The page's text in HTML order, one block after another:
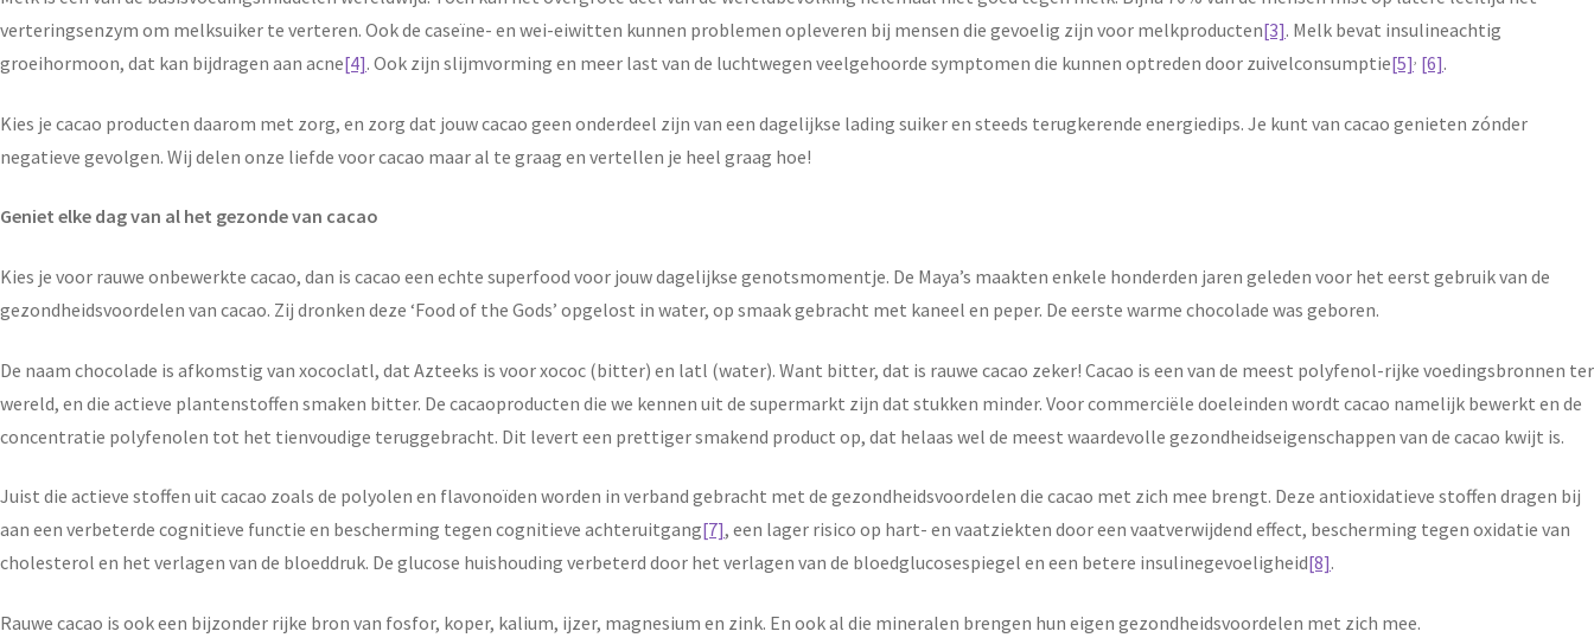
verteringsenzym om melksuiker te verteren. Ook de caseïne- en wei-eiwitten kunnen problemen opleveren bij mensen die gevoelig zijn voor melkproducten[3]. Melk bevat insulineachtig
groeihormoon, dat kan bijdragen aan acne[4]. Ook zijn slijmvorming en meer last van de luchtwegen veelgehoorde symptomen die kunnen optreden door zuivelconsumptie[5], [6].
Kies je cacao producten daarom met zorg, en zorg dat jouw cacao geen onderdeel zijn van een dagelijkse lading suiker en steeds terugkerende energiedips. Je kunt van cacao genieten zónder
negatieve gevolgen. Wij delen onze liefde voor cacao maar al te graag en vertellen je heel graag hoe!
Geniet elke dag van al het gezonde van cacao
Kies je voor rauwe onbewerkte cacao, dan is cacao een echte superfood voor jouw dagelijkse genotsmomentje. De Maya’s maakten enkele honderden jaren geleden voor het eerst gebruik van de
gezondheidsvoordelen van cacao. Zij dronken deze ‘Food of the Gods’ opgelost in water, op smaak gebracht met kaneel en peper. De eerste warme chocolade was geboren.
De naam chocolade is afkomstig van xococlatl, dat Azteeks is voor xococ (bitter) en latl (water). Want bitter, dat is rauwe cacao zeker! Cacao is een van de meest polyfenol-rijke voedingsbronnen ter
wereld, en die actieve plantenstoffen smaken bitter. De cacaoproducten die we kennen uit de supermarkt zijn dat stukken minder. Voor commerciële doeleinden wordt cacao namelijk bewerkt en de
concentratie polyfenolen tot het tienvoudige teruggebracht. Dit levert een prettiger smakend product op, dat helaas wel de meest waardevolle gezondheidseigenschappen van de cacao kwijt is.
Juist die actieve stoffen uit cacao zoals de polyolen en flavonoïden worden in verband gebracht met de gezondheidsvoordelen die cacao met zich mee brengt. Deze antioxidatieve stoffen dragen bij
aan een verbeterde cognitieve functie en bescherming tegen cognitieve achteruitgang[7], een lager risico op hart- en vaatziekten door een vaatverwijdend effect, bescherming tegen oxidatie van
cholesterol en het verlagen van de bloeddruk. De glucose huishouding verbeterd door het verlagen van de bloedglucosespiegel en een betere insulinegevoeligheid[8].
Rauwe cacao is ook een bijzonder rijke bron van fosfor, koper, kalium, ijzer, magnesium en zink. En ook al die mineralen brengen hun eigen gezondheidsvoordelen met zich mee.